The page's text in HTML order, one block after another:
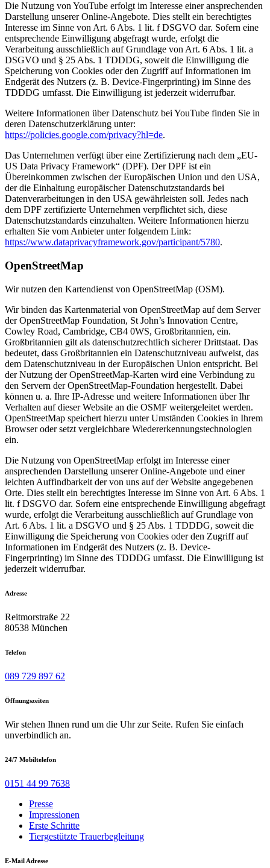
Die Nutzung von YouTube erfolgt im Interesse einer ansprechenden
Darstellung unserer Online-Angebote. Dies stellt ein berechtigtes
Interesse im Sinne von Art. 6 Abs. 1 lit. f DSGVO dar. Sofern eine
entsprechende Einwilligung abgefragt wurde, erfolgt die
Verarbeitung ausschließlich auf Grundlage von Art. 6 Abs. 1 lit. a
DSGVO und § 25 Abs. 1 TDDDG, soweit die Einwilligung die
Speicherung von Cookies oder den Zugriff auf Informationen im
Endgerät des Nutzers (z. B. Device-Fingerprinting) im Sinne des
TDDDG umfasst. Die Einwilligung ist jederzeit widerrufbar.
Weitere Informationen über Datenschutz bei YouTube finden Sie in
deren Datenschutzerklärung unter:
https://policies.google.com/privacy?hl=de.
Das Unternehmen verfügt über eine Zertifizierung nach dem „EU-
US Data Privacy Framework“ (DPF). Der DPF ist ein
Übereinkommen zwischen der Europäischen Union und den USA,
der die Einhaltung europäischer Datenschutzstandards bei
Datenverarbeitungen in den USA gewährleisten soll. Jedes nach
dem DPF zertifizierte Unternehmen verpflichtet sich, diese
Datenschutzstandards einzuhalten. Weitere Informationen hierzu
erhalten Sie vom Anbieter unter folgendem Link:
https://www.dataprivacyframework.gov/participant/5780.
OpenStreetMap
Wir nutzen den Kartendienst von OpenStreetMap (OSM).
Wir binden das Kartenmaterial von OpenStreetMap auf dem Server
der OpenStreetMap Foundation, St John’s Innovation Centre,
Cowley Road, Cambridge, CB4 0WS, Großbritannien, ein.
Großbritannien gilt als datenschutzrechtlich sicherer Drittstaat. Das
bedeutet, dass Großbritannien ein Datenschutzniveau aufweist, das
dem Datenschutzniveau in der Europäischen Union entspricht. Bei
der Nutzung der OpenStreetMap-Karten wird eine Verbindung zu
den Servern der OpenStreetMap-Foundation hergestellt. Dabei
können u. a. Ihre IP-Adresse und weitere Informationen über Ihr
Verhalten auf dieser Website an die OSMF weitergeleitet werden.
OpenStreetMap speichert hierzu unter Umständen Cookies in Ihrem
Browser oder setzt vergleichbare Wiedererkennungstechnologien
ein.
Die Nutzung von OpenStreetMap erfolgt im Interesse einer
ansprechenden Darstellung unserer Online-Angebote und einer
leichten Auffindbarkeit der von uns auf der Website angegebenen
Orte. Dies stellt ein berechtigtes Interesse im Sinne von Art. 6 Abs. 1
lit. f DSGVO dar. Sofern eine entsprechende Einwilligung abgefragt
wurde, erfolgt die Verarbeitung ausschließlich auf Grundlage von
Art. 6 Abs. 1 lit. a DSGVO und § 25 Abs. 1 TDDDG, soweit die
Einwilligung die Speicherung von Cookies oder den Zugriff auf
Informationen im Endgerät des Nutzers (z. B. Device-
Fingerprinting) im Sinne des TDDDG umfasst. Die Einwilligung ist
jederzeit widerrufbar.
Adresse
Reitmorstraße 22
80538 München
Telefon
089 729 897 62
Öffnungszeiten
Wir stehen Ihnen rund um die Uhr zur Seite. Rufen Sie einfach
unverbindlich an.
24/7 Mobiltelefon
0151 44 99 7638
Presse
Impressionen
Erste Schritte
Tiergestützte Trauerbegleitung
E-Mail Adresse